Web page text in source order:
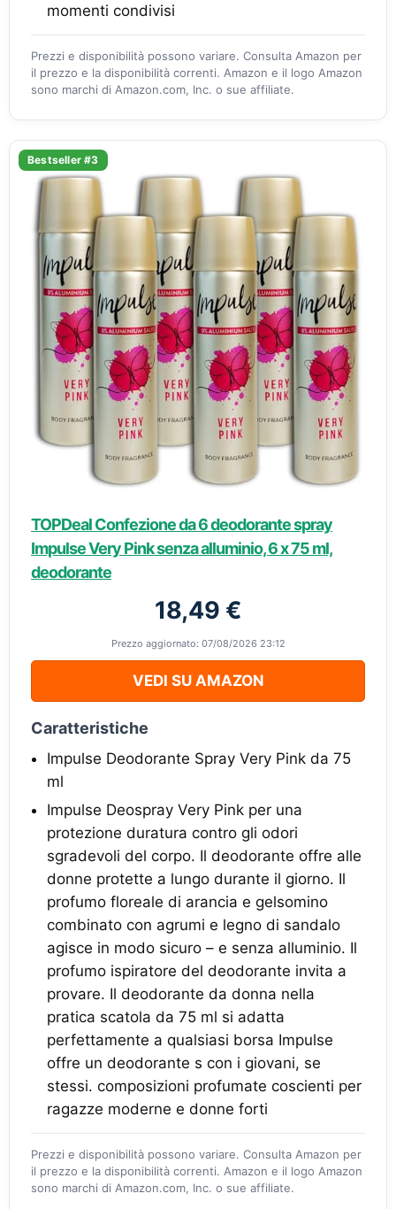
momenti condivisi
Prezzi e disponibilità possono variare. Consulta Amazon per
il prezzo e la disponibilità correnti. Amazon e il logo Amazon
sono marchi di Amazon.com, Inc. o sue affiliate.
Bestseller #3
TOPDeal Confezione da 6 deodorante spray
Impulse Very Pink senza alluminio, 6 x 75 ml,
deodorante
18,49 €
Prezzo aggiornato: 07/08/2026 23:12
VEDI SU AMAZON
Caratteristiche
Impulse Deodorante Spray Very Pink da 75
ml
Impulse Deospray Very Pink per una
protezione duratura contro gli odori
sgradevoli del corpo. Il deodorante offre alle
donne protette a lungo durante il giorno. Il
profumo floreale di arancia e gelsomino
combinato con agrumi e legno di sandalo
agisce in modo sicuro – e senza alluminio. Il
profumo ispiratore del deodorante invita a
provare. Il deodorante da donna nella
pratica scatola da 75 ml si adatta
perfettamente a qualsiasi borsa Impulse
offre un deodorante s con i giovani, se
stessi. composizioni profumate coscienti per
ragazze moderne e donne forti
Prezzi e disponibilità possono variare. Consulta Amazon per
il prezzo e la disponibilità correnti. Amazon e il logo Amazon
sono marchi di Amazon.com, Inc. o sue affiliate.